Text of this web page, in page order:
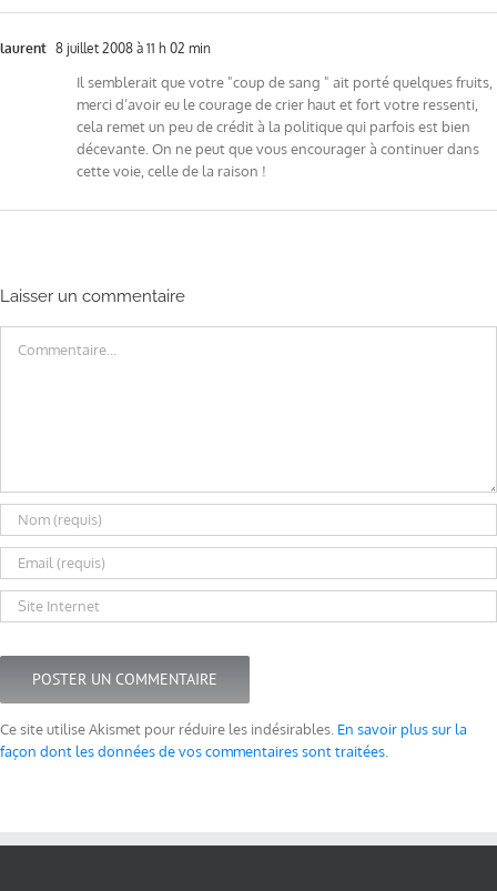
laurent 8 juillet 2008 à 11 h 02 min
Il semblerait que votre "coup de sang " ait porté quelques fruits,
merci d’avoir eu le courage de crier haut et fort votre ressenti,
cela remet un peu de crédit à la politique qui parfois est bien
décevante. On ne peut que vous encourager à continuer dans
cette voie, celle de la raison !
Laisser un commentaire
Ce site utilise Akismet pour réduire les indésirables. En savoir plus sur la
façon dont les données de vos commentaires sont traitées